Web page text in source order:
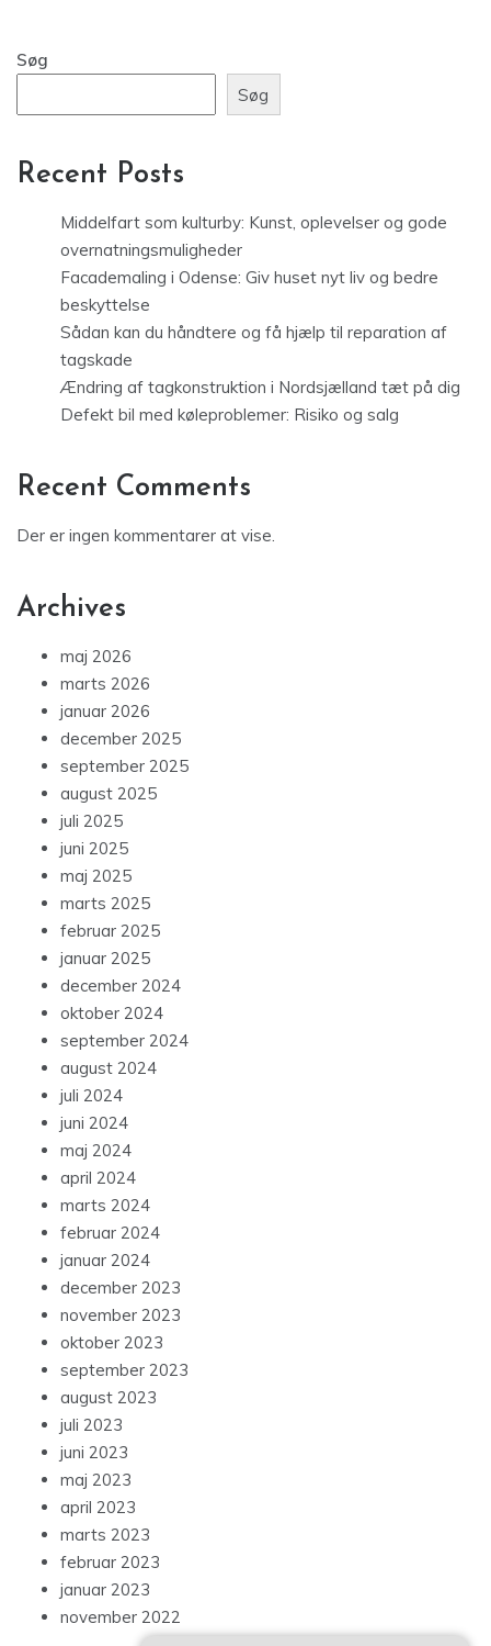
Søg
Søg
Recent Posts
Middelfart som kulturby: Kunst, oplevelser og gode
overnatningsmuligheder
Facademaling i Odense: Giv huset nyt liv og bedre
beskyttelse
Sådan kan du håndtere og få hjælp til reparation af
tagskade
Ændring af tagkonstruktion i Nordsjælland tæt på dig
Defekt bil med køleproblemer: Risiko og salg
Recent Comments
Der er ingen kommentarer at vise.
Archives
maj 2026
marts 2026
januar 2026
december 2025
september 2025
august 2025
juli 2025
juni 2025
maj 2025
marts 2025
februar 2025
januar 2025
december 2024
oktober 2024
september 2024
august 2024
juli 2024
juni 2024
maj 2024
april 2024
marts 2024
februar 2024
januar 2024
december 2023
november 2023
oktober 2023
september 2023
august 2023
juli 2023
juni 2023
maj 2023
april 2023
marts 2023
februar 2023
januar 2023
november 2022